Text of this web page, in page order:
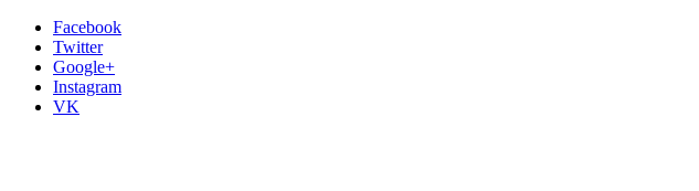
Facebook
Twitter
Google+
Instagram
VK